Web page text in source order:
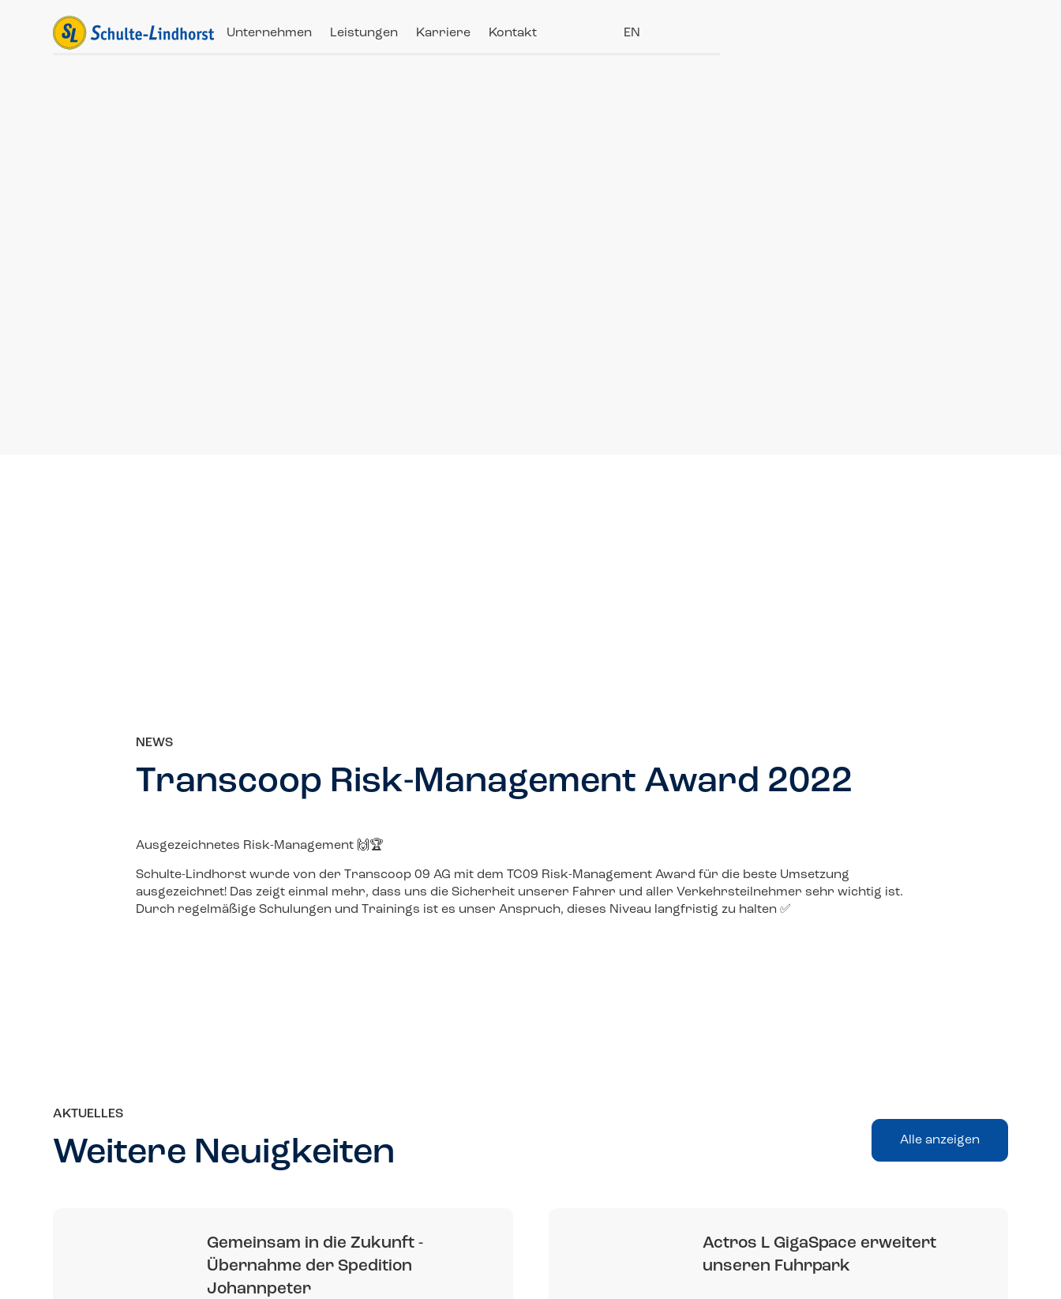
Unternehmen Leistungen Karriere Kontakt EN
NEWS
Transcoop Risk-Management Award 2022
Ausgezeichnetes Risk-Management 🙌🏆
Schulte-Lindhorst wurde von der Transcoop 09 AG mit dem TC09 Risk-Management Award für die beste Umsetzung
ausgezeichnet! Das zeigt einmal mehr, dass uns die Sicherheit unserer Fahrer und aller Verkehrsteilnehmer sehr wichtig ist.
Durch regelmäßige Schulungen und Trainings ist es unser Anspruch, dieses Niveau langfristig zu halten ✅
AKTUELLES
Weitere Neuigkeiten Alle anzeigen
Gemeinsam in die Zukunft -
Übernahme der Spedition
Johannpeter
Actros L GigaSpace erweitert
unseren Fuhrpark